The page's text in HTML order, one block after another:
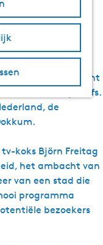
an Bord van de
weekend
VaarAppartement
boord? Twee topchefs.
de
koks Björn Freitag
het ambacht van
van een stad die
programma
bezoekers